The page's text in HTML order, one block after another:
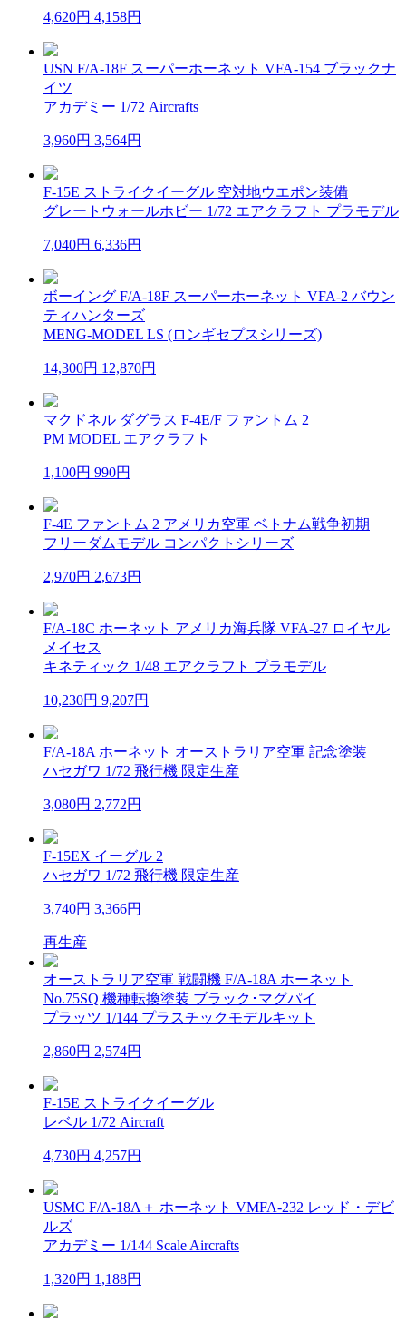
4,620円 4,158円
USN F/A-18F スーパーホーネット VFA-154 ブラックナ
イツ
アカデミー 1/72 Aircrafts
3,960円 3,564円
F-15E ストライクイーグル 空対地ウエポン装備
グレートウォールホビー 1/72 エアクラフト プラモデル
7,040円 6,336円
ボーイング F/A-18F スーパーホーネット VFA-2 バウン
ティハンターズ
MENG-MODEL LS (ロンギセプスシリーズ)
14,300円 12,870円
マクドネル ダグラス F-4E/F ファントム 2
PM MODEL エアクラフト
1,100円 990円
F-4E ファントム 2 アメリカ空軍 ベトナム戦争初期
フリーダムモデル コンパクトシリーズ
2,970円 2,673円
F/A-18C ホーネット アメリカ海兵隊 VFA-27 ロイヤル
メイセス
キネティック 1/48 エアクラフト プラモデル
10,230円 9,207円
F/A-18A ホーネット オーストラリア空軍 記念塗装
ハセガワ 1/72 飛行機 限定生産
3,080円 2,772円
F-15EX イーグル 2
ハセガワ 1/72 飛行機 限定生産
3,740円 3,366円
再生産
オーストラリア空軍 戦闘機 F/A-18A ホーネット
No.75SQ 機種転換塗装 ブラック･マグパイ
プラッツ 1/144 プラスチックモデルキット
2,860円 2,574円
F-15E ストライクイーグル
レベル 1/72 Aircraft
4,730円 4,257円
USMC F/A-18A＋ ホーネット VMFA-232 レッド・デビ
ルズ
アカデミー 1/144 Scale Aircrafts
1,320円 1,188円